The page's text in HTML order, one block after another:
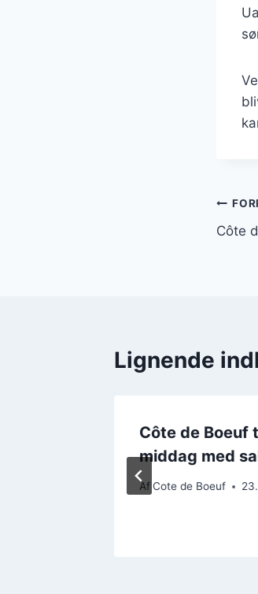
Côte
Lignende
Côte de Boeuf
middag med
AfCote de Boeuf